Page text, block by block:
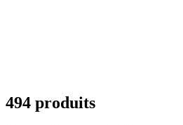
494 produits